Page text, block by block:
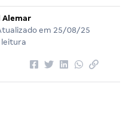
Alemar
em 25/08/25
leitura